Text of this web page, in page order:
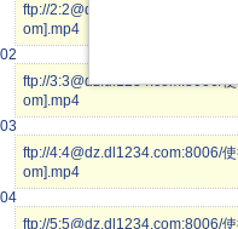
ftp://2:2@dz.dl1234.com:8006/
om].mp4
02
ftp://3:3@dz.dl1234.com:8006/
om].mp4
03
ftp://4:4@dz.dl1234.com:8006/
om].mp4
04
ftp://5:5@dz.dl1234.com:8006/